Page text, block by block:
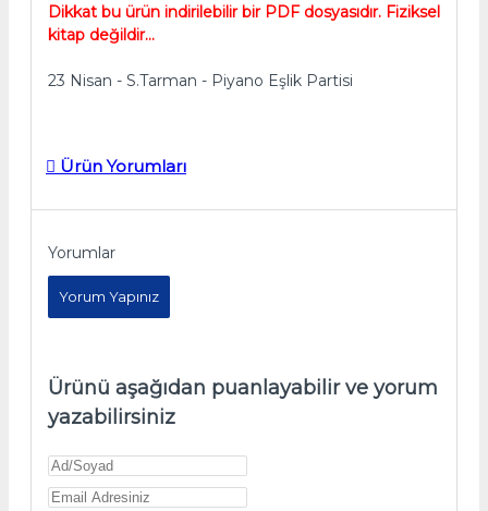
Dikkat bu ürün indirilebilir bir PDF dosyasıdır. Fiziksel
kitap değildir...
23 Nisan - S.Tarman - Piyano Eşlik Partisi
Ürün Yorumları
Yorumlar
Yorum Yapınız
Ürünü aşağıdan puanlayabilir ve yorum
yazabilirsiniz